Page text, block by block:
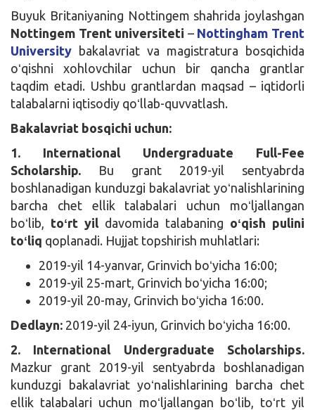
Buyuk Britaniyaning Nottingem shahrida joylashgan
Nottingem Trent universiteti – Nottingham Trent
University bakalavriat va magistratura bosqichida
oʻqishni xohlovchilar uchun bir qancha grantlar
taqdim etadi. Ushbu grantlardan maqsad – iqtidorli
talabalarni iqtisodiy qoʻllab-quvvatlash.
Bakalavriat bosqichi uchun:
1. International Undergraduate Full-Fee
Scholarship. Bu grant 2019-yil sentyabrda
boshlanadigan kunduzgi bakalavriat yoʻnalishlarining
barcha chet ellik talabalari uchun moʻljallangan
boʻlib, toʻrt yil davomida talabaning oʻqish pulini
toʻliq qoplanadi. Hujjat topshirish muhlatlari:
2019-yil 14-yanvar, Grinvich boʻyicha 16:00;
2019-yil 25-mart, Grinvich boʻyicha 16:00;
2019-yil 20-may, Grinvich boʻyicha 16:00.
Dedlayn: 2019-yil 24-iyun, Grinvich boʻyicha 16:00.
2. International Undergraduate Scholarships.
Mazkur grant 2019-yil sentyabrda boshlanadigan
kunduzgi bakalavriat yoʻnalishlarining barcha chet
ellik talabalari uchun moʻljallangan boʻlib, toʻrt yil